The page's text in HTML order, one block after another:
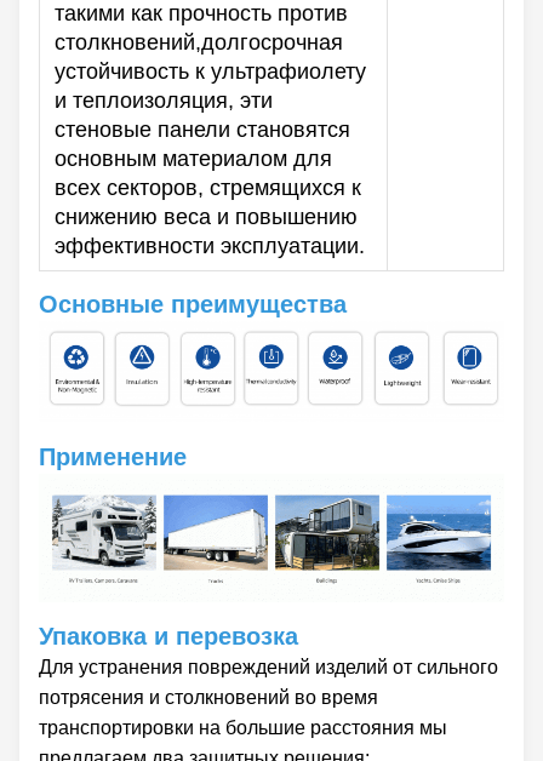
такими как прочность против
столкновений,долгосрочная
устойчивость к ультрафиолету
и теплоизоляция, эти
стеновые панели становятся
основным материалом для
всех секторов, стремящихся к
снижению веса и повышению
эффективности эксплуатации.
Основные преимущества
Применение
Упаковка и перевозка
Для устранения повреждений изделий от сильного
потрясения и столкновений во время
транспортировки на большие расстояния мы